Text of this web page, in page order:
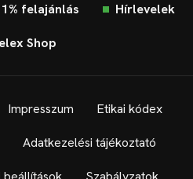
felajánlás Hírlevelek
Shop
Impresszum Etikai kódex
Adatkezelési tájékoztató